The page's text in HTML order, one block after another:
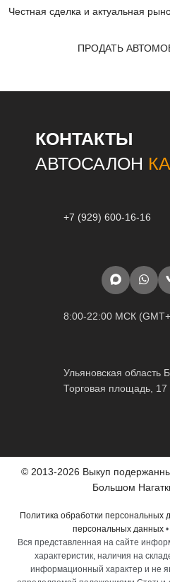
Честная сделка и актуальная
ПРОДАТЬ
КОНТАКТЫ
АВТОСАЛОН
+7 (929) 600-16-16
8:00-22:00 МСК
Ульяновская область
Торговая площадь, 17
© 2013-2026 Выкуп
Большом
Политика обработки персональных
персональных данных •
Вся представленная на сайте
характеристик, наличия на
информационный характер и не